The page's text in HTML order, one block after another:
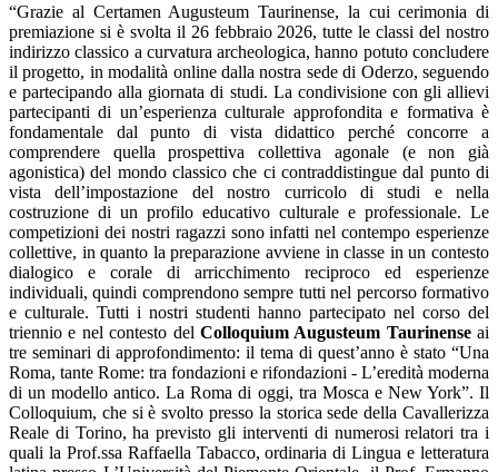
“Grazie al Certamen Augusteum Taurinense, la cui cerimonia di
premiazione si è svolta il 26 febbraio 2026, tutte le classi del nostro
indirizzo classico a curvatura archeologica, hanno potuto concludere
il progetto, in modalità online dalla nostra sede di Oderzo, seguendo
e partecipando alla giornata di studi. La condivisione con gli allievi
partecipanti di un’esperienza culturale approfondita e formativa è
fondamentale dal punto di vista didattico perché concorre a
comprendere quella prospettiva collettiva agonale (e non già
agonistica) del mondo classico che ci contraddistingue dal punto di
vista dell’impostazione del nostro curricolo di studi e nella
costruzione di un profilo educativo culturale e professionale. Le
competizioni dei nostri ragazzi sono infatti nel contempo esperienze
collettive, in quanto la preparazione avviene in classe in un contesto
dialogico e corale di arricchimento reciproco ed esperienze
individuali, quindi comprendono sempre tutti nel percorso formativo
e culturale. Tutti i nostri studenti hanno partecipato nel corso del
triennio e nel contesto del Colloquium Augusteum Taurinenseai
tre seminari di approfondimento: il tema di quest’anno è stato “Una
Roma, tante Rome: tra fondazioni e rifondazioni - L’eredità moderna
di un modello antico. La Roma di oggi, tra Mosca e New York”. Il
Colloquium, che si è svolto presso la storica sede della Cavallerizza
Reale di Torino, ha previsto gli interventi di numerosi relatori tra i
quali la Prof.ssa Raffaella Tabacco, ordinaria di Lingua e letteratura